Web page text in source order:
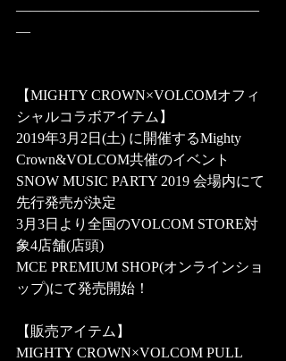
―――――――――――――――――
―
【MIGHTY CROWN×VOLCOMオフィ
シャルコラボアイテム】
2019年3月2日(土) に開催するMighty
Crown&VOLCOM共催のイベント
SNOW MUSIC PARTY 2019 会場内にて
先行発売が決定
3月3日より全国のVOLCOM STORE対
象4店舗(店頭)
MCE PREMIUM SHOP(オンラインショ
ップ)にて発売開始！
【販売アイテム】
MIGHTY CROWN×VOLCOM PULL